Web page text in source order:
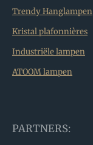
Trendy Hanglampen
Kristal plafonnières
Industriële lampen
ATOOM lampen
PARTNERS: